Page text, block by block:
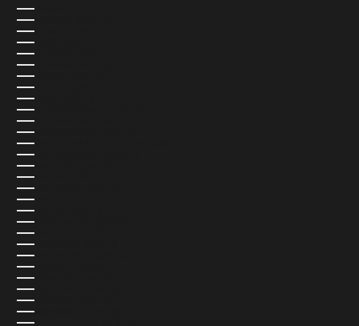
KIRIBATI (USD $)
KOSOVO (USD $)
KUWAIT (USD $)
LAOS (USD $)
LESOTO (USD $)
LETONIA (EUR €)
LÍBANO (USD $)
LIBERIA (USD $)
LIBIA (USD $)
LIECHTENSTEIN (USD $)
LITUANIA (EUR €)
LUXEMBURGO (EUR €)
MACEDONIA DEL NORTE (USD $)
MADAGASCAR (USD $)
MALASIA (USD $)
MALAUI (USD $)
MALDIVAS (USD $)
MALI (USD $)
MALTA (USD $)
MARRUECOS (USD $)
MARTINICA (USD $)
MAURICIO (USD $)
MAURITANIA (USD $)
MAYOTTE (USD $)
MÉXICO (MXN $)
MOLDAVIA (USD $)
MÓNACO (EUR €)
MONGOLIA (USD $)
MONTENEGRO (USD $)